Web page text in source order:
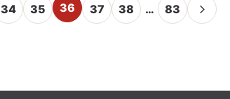
34 35 36 37 38 … 83